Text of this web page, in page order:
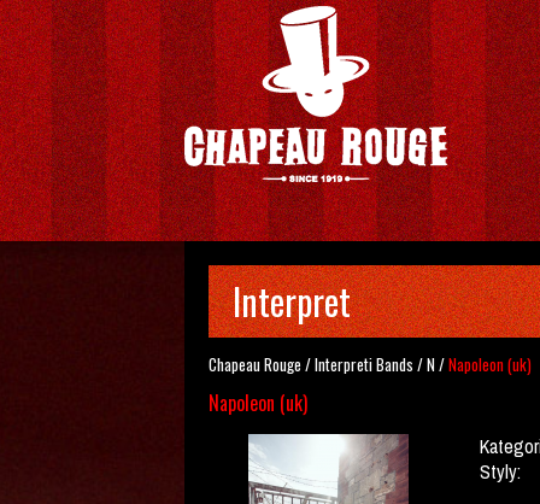
Interpret
Chapeau Rouge /InterpretiBands /N/Napoleon (uk)
Napoleon (uk)
Styly: